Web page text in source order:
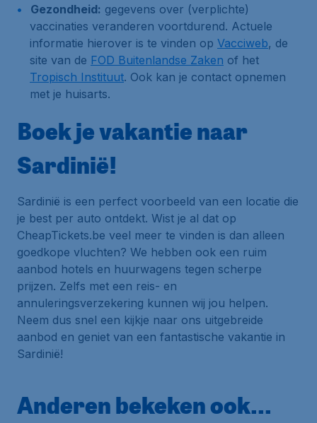
Gezondheid: gegevens over (verplichte)
vaccinaties veranderen voortdurend. Actuele
informatie hierover is te vinden op Vacciweb, de
site van de FOD Buitenlandse Zaken of het
Tropisch Instituut. Ook kan je contact opnemen
met je huisarts.
Boek je vakantie naar
Sardinië!
Sardinië is een perfect voorbeeld van een locatie die
je best per auto ontdekt. Wist je al dat op
CheapTickets.be veel meer te vinden is dan alleen
goedkope vluchten? We hebben ook een ruim
aanbod hotels en huurwagens tegen scherpe
prijzen. Zelfs met een reis- en
annuleringsverzekering kunnen wij jou helpen.
Neem dus snel een kijkje naar ons uitgebreide
aanbod en geniet van een fantastische vakantie in
Sardinië!
Anderen bekeken ook...